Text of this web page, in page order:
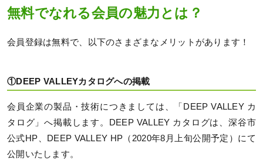
無料でなれる会員の魅力とは？
会員登録は無料で、以下のさまざまなメリットがあります！
①DEEP VALLEYカタログへの掲載
会員企業の製品・技術につきましては、「DEEP VALLEY カ
タログ」へ掲載します。DEEP VALLEY カタログは、深谷市
公式HP、DEEP VALLEY HP（2020年8月上旬公開予定）にて
公開いたします。